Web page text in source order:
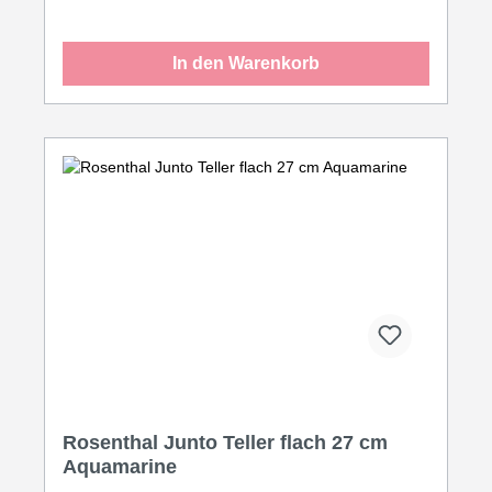
In den Warenkorb
Rosenthal Junto Teller flach 27 cm
Aquamarine